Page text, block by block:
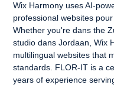
Wix Harmony uses AI-
professional websites
Whether you're dans the
studio dans Jordaan, Wix
multilingual websites that
standards. FLOR-IT is a
years of experience